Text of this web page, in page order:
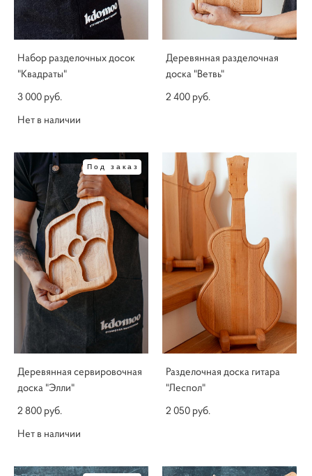
Набор разделочных досок
"Квадраты"
3 000 pуб.
Нет в наличии
Деревянная разделочная
доска "Ветвь"
2 400 pуб.
Под заказ
Деревянная сервировочная
доска "Элли"
2 800 pуб.
Нет в наличии
Разделочная доска гитара
"Леспол"
2 050 pуб.